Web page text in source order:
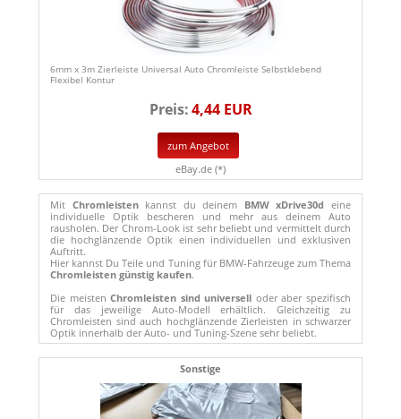
6mm x 3m Zierleiste Universal Auto Chromleiste Selbstklebend
Flexibel Kontur
Preis:4,44 EUR
zum Angebot
eBay.de (*)
Mit Chromleistenkannst du deinem BMW xDrive30d eine
individuelle Optik bescheren und mehr aus deinem Auto
rausholen. Der Chrom-Look ist sehr beliebt und vermittelt durch
die hochglänzende Optik einen individuellen und exklusiven
Auftritt.
Hier kannst Du Teile und Tuning für BMW-Fahrzeuge zum Thema
Chromleisten günstig kaufen.
Die meistenChromleisten sind universell oder aber spezifisch
für das jeweilige Auto-Modell erhältlich. Gleichzeitig zu
Chromleisten sind auch hochglänzende Zierleisten in schwarzer
Optik innerhalb der Auto- und Tuning-Szene sehr beliebt.
Sonstige